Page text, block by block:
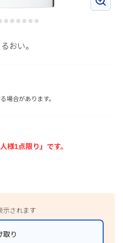
おい。
場合があります。
様1点限り」です。
示されます
取り